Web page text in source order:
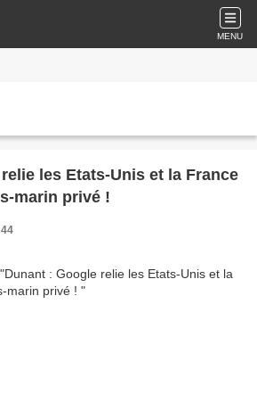
MENU
les Etats-Unis et la France
marin privé !